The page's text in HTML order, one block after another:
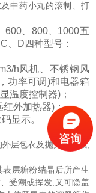
中药小丸的滚制、打
、800、1000五
、D四种型号：
h风机、不锈钢风
功率可调)和电器箱
温度控制器)；
红外加热器)；
显示。
层包衣及抛光的机械,
层糖粉结晶后所产生
受潮或挥发,又可隐盖